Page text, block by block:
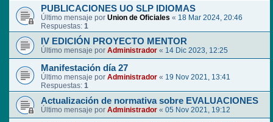
PUBLICACIONES UO SLP IDIOMAS
Último mensaje por Union de Oficiales « 18 Mar 2024, 20:46
Respuestas: 1
IV EDICIÓN PROYECTO MENTOR
Último mensaje por Administrador « 14 Dic 2023, 12:25
Manifestación día 27
Último mensaje por Administrador « 19 Nov 2021, 13:41
Respuestas: 1
Actualización de normativa sobre EVALUACIONES
Último mensaje por Administrador « 05 Nov 2021, 19:12